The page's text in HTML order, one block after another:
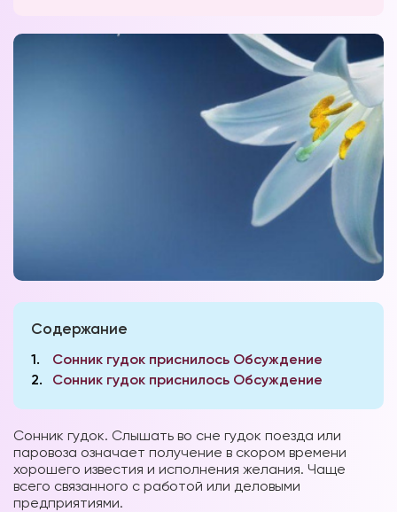
Содержание
1
Сонник гудок приснилось Обсуждение
2
Сонник гудок приснилось Обсуждение
Сонник гудок. Слышать во сне гудок поезда или
паровоза означает получение в скором времени
хорошего известия и исполнения желания. Чаще
всего связанного с работой или деловыми
предприятиями.